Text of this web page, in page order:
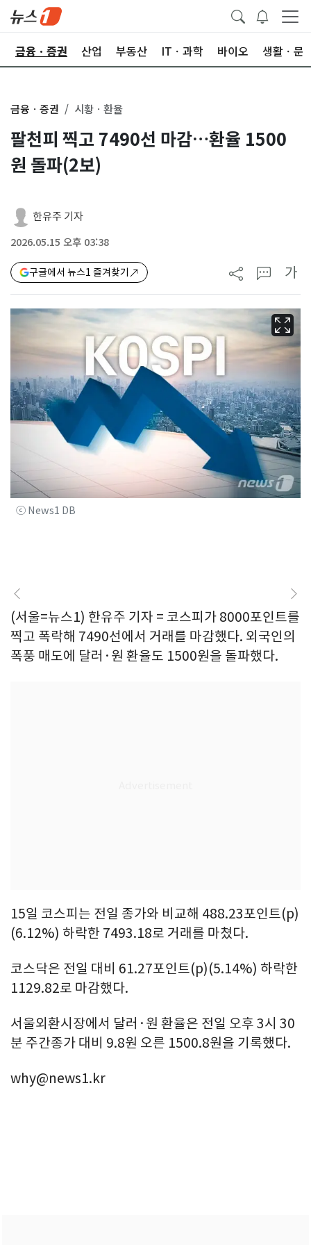
금융ㆍ증권 산업 부동산 ITㆍ과학 바이오 생활ㆍ문
금융ㆍ증권 시황ㆍ환율
팔천피 찍고 7490선 마감…환율 1500
원 돌파(2보)
한유주 기자
2026.05.15 오후 03:38
구글에서 뉴스1 즐겨찾기 가
ⓒ News1 DB
(서울=뉴스1) 한유주 기자 = 코스피가 8000포인트를
찍고 폭락해 7490선에서 거래를 마감했다. 외국인의
폭풍 매도에 달러·원 환율도 1500원을 돌파했다.
15일 코스피는 전일 종가와 비교해 488.23포인트(p)
(6.12%) 하락한 7493.18로 거래를 마쳤다.
코스닥은 전일 대비 61.27포인트(p)(5.14%) 하락한
1129.82로 마감했다.
서울외환시장에서 달러·원 환율은 전일 오후 3시 30
분 주간종가 대비 9.8원 오른 1500.8원을 기록했다.
why@news1.kr